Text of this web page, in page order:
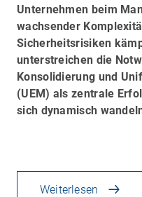
Unternehmen beim
wachsender
Sicherheitsrisiken
unterstreichen die
Konsolidierung und
(UEM) als zentrale
sich dynamisch
Weiterlesen